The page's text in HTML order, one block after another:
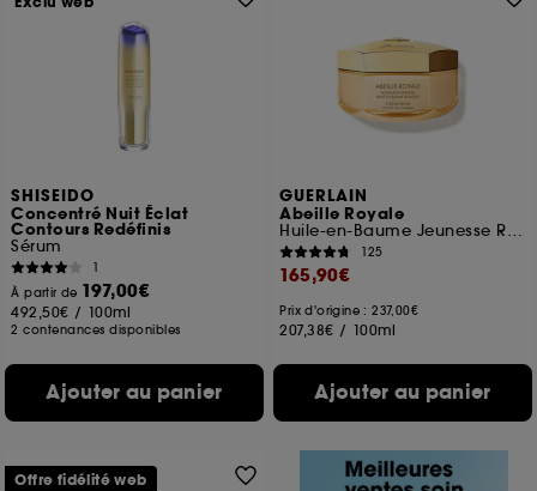
SHISEIDO
Concentré Nuit Éclat
Contours Redéfinis
Sérum
1
À partir de 197,00€
492,50€ / 100ml
2 contenances disponibles
Ajouter au panier
GUERLAIN
Abeille Royale
Huile-en-Baume Jeunesse Réparation Intense
125
165,90€
Prix d'origine : 237,00€
207,38€ / 100ml
Ajouter au panier
Offre fidélité web